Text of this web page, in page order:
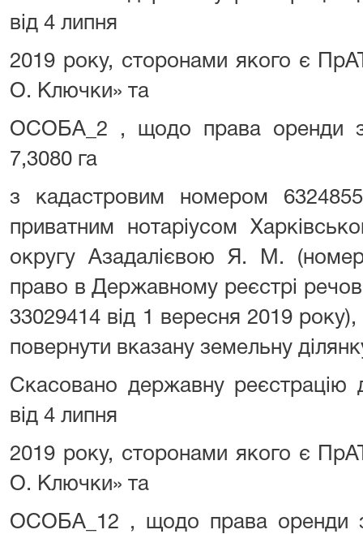
від 4 липня
2019 року, сторонами якого є
О. Ключки» та
ОСОБА_2 , щодо права оренди
7,3080 га
з кадастровим номером
приватним нотаріусом
округу Азадалієвою Я. М.
право в Державному реєстрі
33029414 від 1 вересня 2019 року),
повернути вказану земельну
Скасовано державну реєстрацію
від 4 липня
2019 року, сторонами якого є
О. Ключки» та
ОСОБА_12 , щодо права оренди